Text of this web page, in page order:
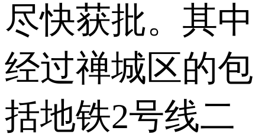
尽快获批。其中
经过禅城区的包
括地铁2号线二